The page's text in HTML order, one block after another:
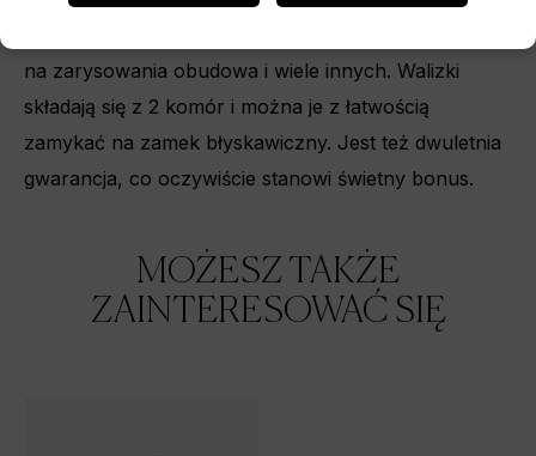
na zarysowania obudowa i wiele innych. Walizki
składają się z 2 komór i można je z łatwością
zamykać na zamek błyskawiczny. Jest też dwuletnia
gwarancja, co oczywiście stanowi świetny bonus.
MOŻESZ TAKŻE
ZAINTERESOWAĆ SIĘ